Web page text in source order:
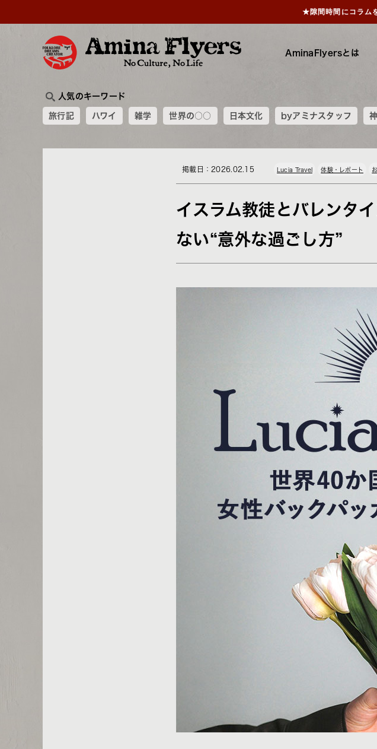
AminaFlyersとは
人気のキーワード
旅行記 ハワイ 雑学 世界の○○ 日本文化 byアミナスタッフ
★隙間時間にコラム
掲載日：2026.02.15 Lucia Travel 体験・レポート
イスラム教徒とバレンタ
ない“意外な過ごし方”